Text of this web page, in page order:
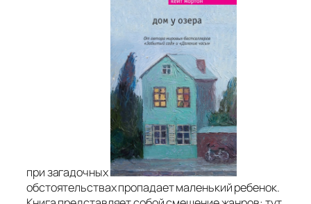
при загадочных
обстоятельствах пропадает маленький ребенок.